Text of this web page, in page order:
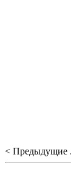
< Предыдущие